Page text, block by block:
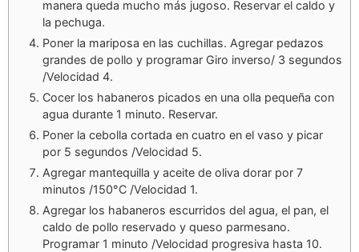
manera queda mucho más jugoso. Reservar el caldo y
la pechuga.
Poner la mariposa en las cuchillas. Agregar pedazos
grandes de pollo y programar Giro inverso/ 3 segundos
/Velocidad 4.
Cocer los habaneros picados en una olla pequeña con
agua durante 1 minuto. Reservar.
Poner la cebolla cortada en cuatro en el vaso y picar
por 5 segundos /Velocidad 5.
Agregar mantequilla y aceite de oliva dorar por 7
minutos /150°C /Velocidad 1.
Agregar los habaneros escurridos del agua, el pan, el
caldo de pollo reservado y queso parmesano.
Programar 1 minuto /Velocidad progresiva hasta 10.